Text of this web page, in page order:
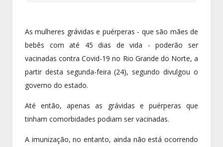
As mulheres grávidas e puérperas - que são mães de
bebês com até 45 dias de vida - poderão ser
vacinadas contra Covid-19 no Rio Grande do Norte, a
partir desta segunda-feira (24), segundo divulgou o
governo do estado.
Até então, apenas as grávidas e puérperas que
tinham comorbidades podiam ser vacinadas.
A imunização, no entanto, ainda não está ocorrendo